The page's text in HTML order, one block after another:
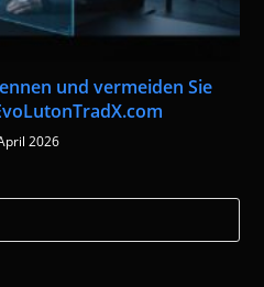
und vermeiden Sie
2026